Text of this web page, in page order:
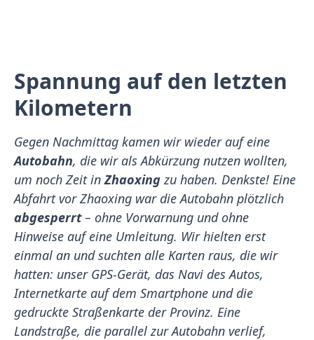
Spannung auf den letzten
Kilometern
Gegen Nachmittag kamen wir wieder auf eine
Autobahn, die wir als Abkürzung nutzen wollten,
um noch Zeit inZhaoxingzu haben. Denkste! Eine
Abfahrt vor Zhaoxing war die Autobahn plötzlich
abgesperrt– ohne Vorwarnung und ohne
Hinweise auf eine Umleitung. Wir hielten erst
einmal an und suchten alle Karten raus, die wir
hatten: unser GPS-Gerät, das Navi des Autos,
Internetkarte auf dem Smartphone und die
gedruckte Straßenkarte der Provinz. Eine
Landstraße, die parallel zur Autobahn verlief,